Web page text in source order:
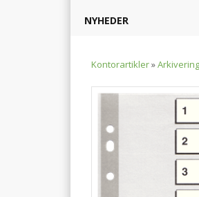
NYHEDER
Kontorartikler»